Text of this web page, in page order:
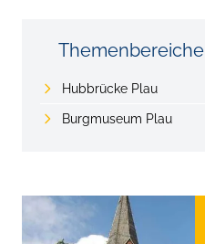
Themenbereiche
Hubbrücke Plau
Burgmuseum Plau